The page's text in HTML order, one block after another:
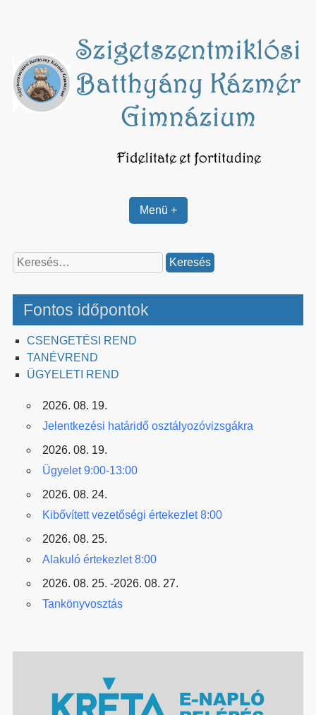
Menü +
Keresés:
Fontos időpontok
CSENGETÉSI REND
TANÉVREND
ÜGYELETI REND
2026. 08. 19.
Jelentkezési határidő osztályozóvizsgákra
2026. 08. 19.
Ügyelet 9:00-13:00
2026. 08. 24.
Kibővített vezetőségi értekezlet 8:00
2026. 08. 25.
Alakuló értekezlet 8:00
2026. 08. 25. -2026. 08. 27.
Tankönyvosztás